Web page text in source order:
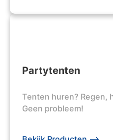
Partytenten
Tenten huren? Regen,
Geen probleem!